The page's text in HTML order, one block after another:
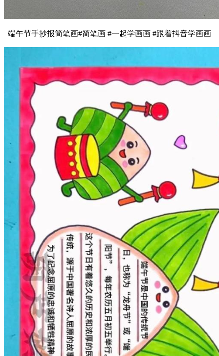
端午节手抄报简笔画#简笔画 #一起学画画 #跟着抖音学画画